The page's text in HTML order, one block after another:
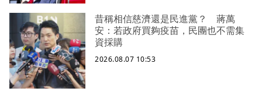
昔稱相信慈濟還是民進黨？ 蔣萬
安：若政府買夠疫苗，民團也不需集
資採購
2026.08.07 10:53